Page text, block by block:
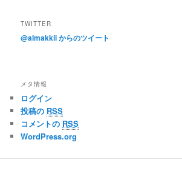
TWITTER
@almakkii からのツイート
メタ情報
ログイン
投稿の RSS
コメントの RSS
WordPress.org